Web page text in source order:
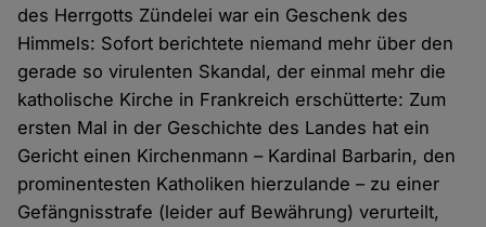
des Herrgotts Zündelei war ein Geschenk des
Himmels: Sofort berichtete niemand mehr über den
gerade so virulenten Skandal, der einmal mehr die
katholische Kirche in Frankreich erschütterte: Zum
ersten Mal in der Geschichte des Landes hat ein
Gericht einen Kirchenmann – Kardinal Barbarin, den
prominentesten Katholiken hierzulande – zu einer
Gefängnisstrafe (leider auf Bewährung) verurteilt,